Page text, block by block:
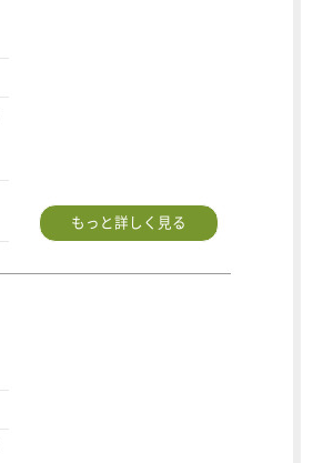
もっと詳しく見る